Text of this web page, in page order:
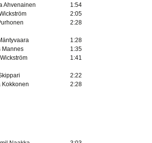
Ahvenainen
1:54
2:05
2:28
1:28
Mannes
1:35
1:41
2:22
Kokkonen 2:28